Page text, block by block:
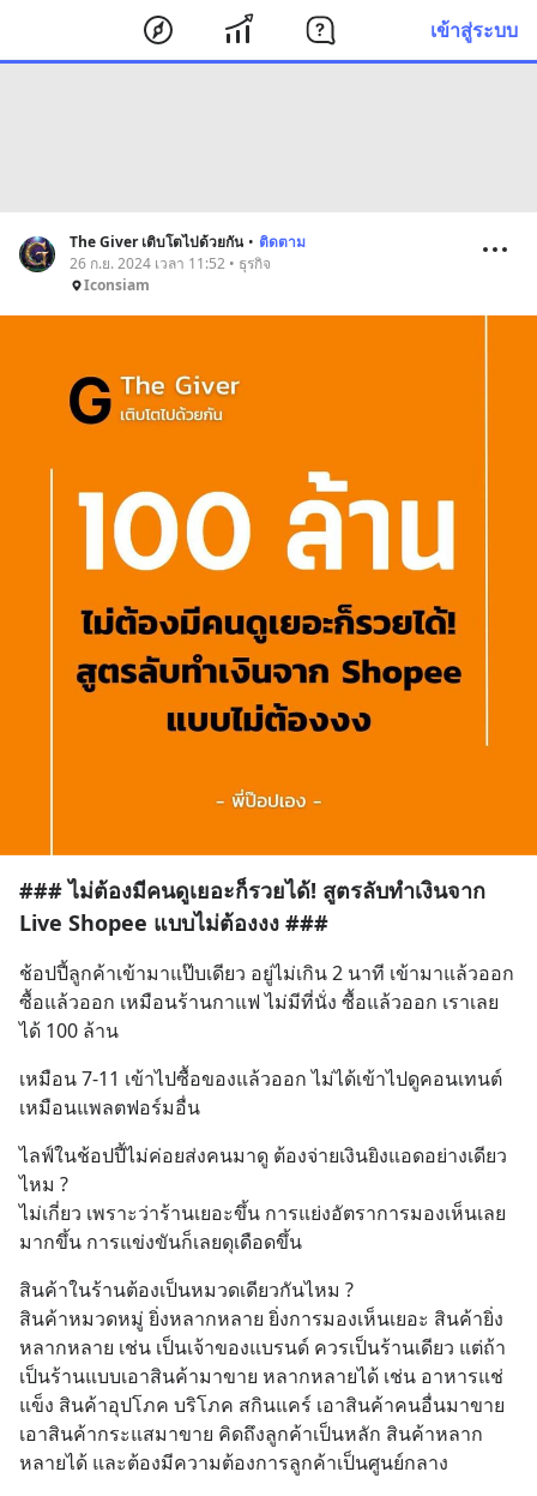
เข้าสู่ระบบ
The Giver เติบโตไปด้วยกัน • ติดตาม
26 ก.ย. 2024 เวลา 11:52 • ธุรกิจ
Iconsiam
### ไม่ต้องมีคนดูเยอะก็รวยได้! สูตรลับทำเงินจาก
Live Shopee แบบไม่ต้องงง ###
ช้อปปี้ลูกค้าเข้ามาแป๊บเดียว อยู่ไม่เกิน 2 นาที เข้ามาแล้วออก
ซื้อแล้วออก เหมือนร้านกาแฟ ไม่มีที่นั่ง ซื้อแล้วออก เราเลย
ได้ 100 ล้าน
เหมือน 7-11 เข้าไปซื้อของแล้วออก ไม่ได้เข้าไปดูคอนเทนต์
เหมือนแพลตฟอร์มอื่น
ไลฟ์ในช้อปปี้ไม่ค่อยส่งคนมาดู ต้องจ่ายเงินยิงแอดอย่างเดียว
ไหม ?
ไม่เกี่ยว เพราะว่าร้านเยอะขึ้น การแย่งอัตราการมองเห็นเลย
มากขึ้น การแข่งขันก็เลยดุเดือดขึ้น
สินค้าในร้านต้องเป็นหมวดเดียวกันไหม ?
สินค้าหมวดหมู่ ยิ่งหลากหลาย ยิ่งการมองเห็นเยอะ สินค้ายิ่ง
หลากหลาย เช่น เป็นเจ้าของแบรนด์ ควรเป็นร้านเดียว แต่ถ้า
เป็นร้านแบบเอาสินค้ามาขาย หลากหลายได้ เช่น อาหารแช่
แข็ง สินค้าอุปโภค บริโภค สกินแคร์ เอาสินค้าคนอื่นมาขาย
เอาสินค้ากระแสมาขาย คิดถึงลูกค้าเป็นหลัก สินค้าหลาก
หลายได้ และต้องมีความต้องการลูกค้าเป็นศูนย์กลาง